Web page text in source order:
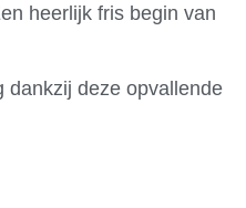
heerlijk fris begin van
dankzij deze opvallende